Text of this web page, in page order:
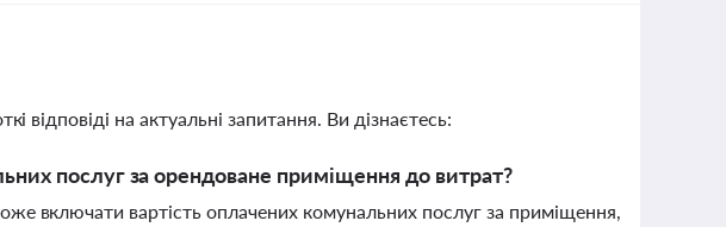
відповіді на актуальні запитання. Ви дізнаєтесь:
послуг за орендоване приміщення до витрат?
включати вартість оплачених комунальних послуг за приміщення,